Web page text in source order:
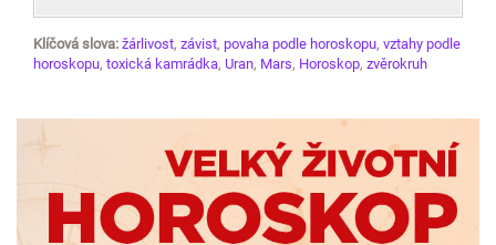
Klíčová slova: žárlivost, závist, povaha podle horoskopu, vztahy podle
horoskopu, toxická kamrádka, Uran, Mars, Horoskop, zvěrokruh